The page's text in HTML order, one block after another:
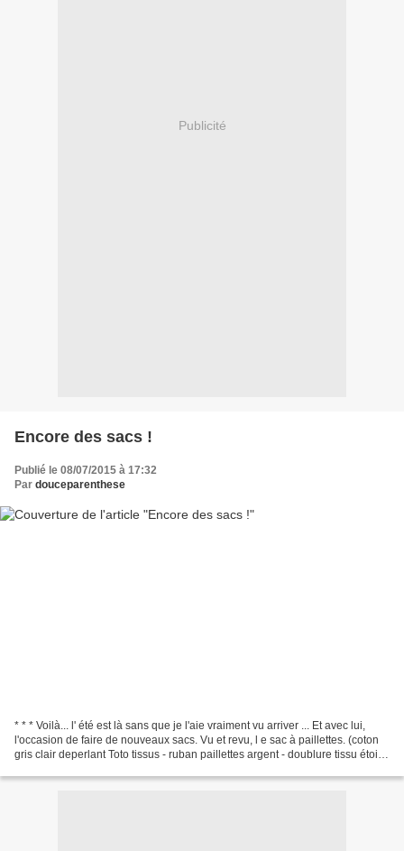
Publicité
Encore des sacs !
Publié le 08/07/2015 à 17:32
Par douceparenthese
* * * Voilà... l' été est là sans que je l'aie vraiment vu arriver ... Et avec lui,
l'occasion de faire de nouveaux sacs. Vu et revu, l e sac à paillettes. (coton
gris clair deperlant Toto tissus - ruban paillettes argent - doublure tissu étoilé